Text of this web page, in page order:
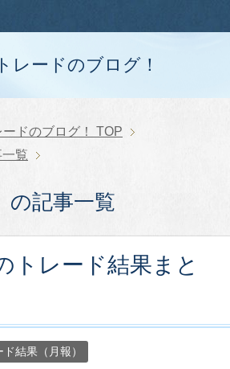
レードのブログ！
ドのブログ！
TOP
一覧
の記事一覧
トレード結果まと
ド結果（月報）